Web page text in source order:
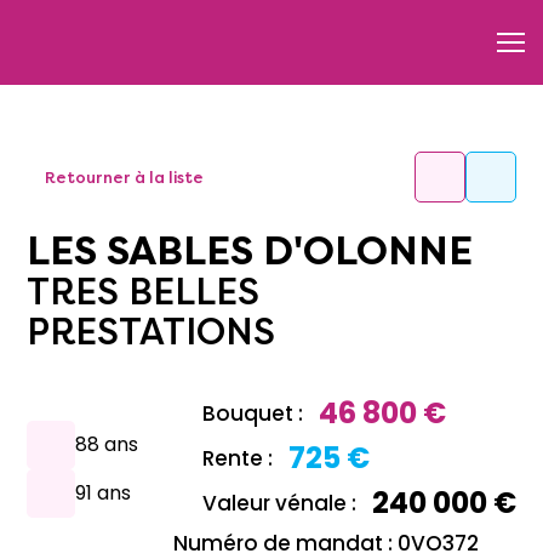
Retourner à la liste
LES SABLES D'OLONNE
TRES BELLES
PRESTATIONS
88 ans
91 ans
Bouquet : 46 800 €
Rente : 725 €
Valeur vénale : 240 000 €
Numéro de mandat : 0VO372